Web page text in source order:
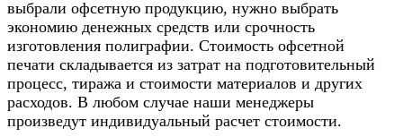
выбрали офсетную продукцию, нужно выбрать
экономию денежных средств или срочность
изготовления полиграфии. Стоимость офсетной
печати складывается из затрат на подготовительный
процесс, тиража и стоимости материалов и других
расходов. В любом случае наши менеджеры
произведут индивидуальный расчет стоимости.